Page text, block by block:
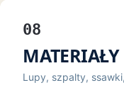
08
Lupy, szpalty,